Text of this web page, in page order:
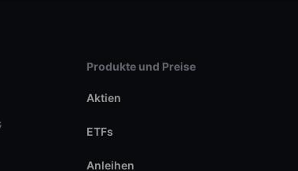
Produkte und Preise
Aktien
ETFs
Anleihen